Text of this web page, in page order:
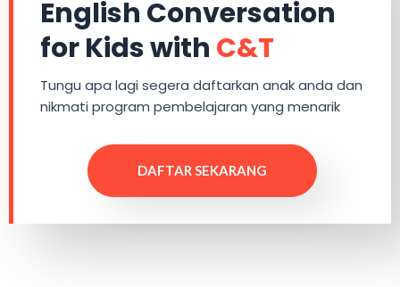
English Conversation
for Kids with C&T
Tungu apa lagi segera daftarkan anak anda dan
nikmati program pembelajaran yang menarik
DAFTAR SEKARANG